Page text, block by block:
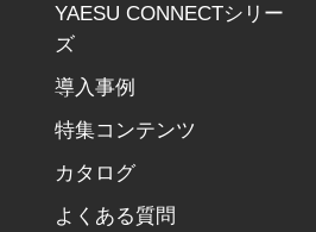
YAESU CONNECTシリー
ズ
導入事例
特集コンテンツ
カタログ
よくある質問